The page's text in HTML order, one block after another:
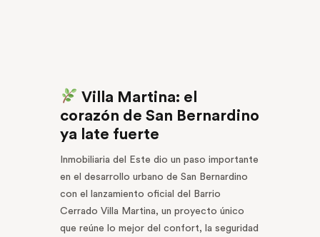
Villa Martina: el
corazón de San Bernardino
ya late fuerte
Inmobiliaria del Este dio un paso importante
en el desarrollo urbano de San Bernardino
con el lanzamiento oficial del Barrio
Cerrado Villa Martina, un proyecto único
que reúne lo mejor del confort, la seguridad